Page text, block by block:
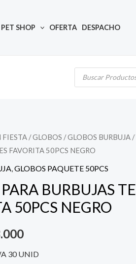
PET SHOP OFERTA DESPACHO
Búsqueda
FIESTA /GLOBOS /GLOBOS BURBUJA /
FAVORITA 50PCS NEGRO
GLOBOS PAQUETE 50PCS
BURBUJAS
50PCS NEGRO
El
actual
es:
30 UNID